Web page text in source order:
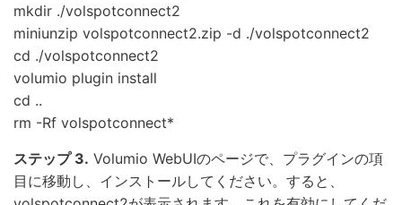
mkdir ./volspotconnect2
miniunzip volspotconnect2.zip -d ./volspotconnect2
cd ./volspotconnect2
volumio plugin install
cd ..
rm -Rf volspotconnect*
ステップ 3. Volumio WebUIのページで、プラグインの項
目に移動し、インストールしてください。すると、